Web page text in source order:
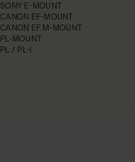
SONY E-MOUNT
CANON EF-MOUNT
CANON EF M-MOUNT
PL-MOUNT
PL / PL-I